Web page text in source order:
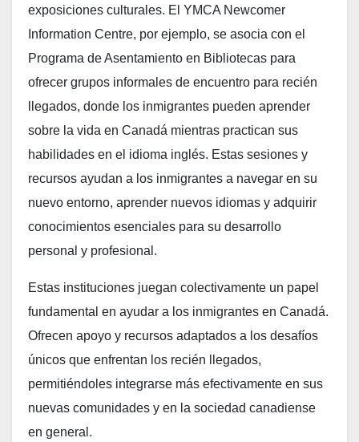
exposiciones culturales. El YMCA Newcomer
Information Centre, por ejemplo, se asocia con el
Programa de Asentamiento en Bibliotecas para
ofrecer grupos informales de encuentro para recién
llegados, donde los inmigrantes pueden aprender
sobre la vida en Canadá mientras practican sus
habilidades en el idioma inglés. Estas sesiones y
recursos ayudan a los inmigrantes a navegar en su
nuevo entorno, aprender nuevos idiomas y adquirir
conocimientos esenciales para su desarrollo
personal y profesional​ ​.
Estas instituciones juegan colectivamente un papel
fundamental en ayudar a los inmigrantes en Canadá.
Ofrecen apoyo y recursos adaptados a los desafíos
únicos que enfrentan los recién llegados,
permitiéndoles integrarse más efectivamente en sus
nuevas comunidades y en la sociedad canadiense
en general.